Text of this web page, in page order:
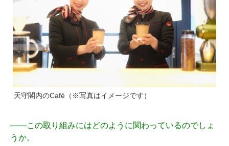
天守閣内のCafé（※写真はイメージです）
――この取り組みにはどのように関わっているのでしょ
うか。